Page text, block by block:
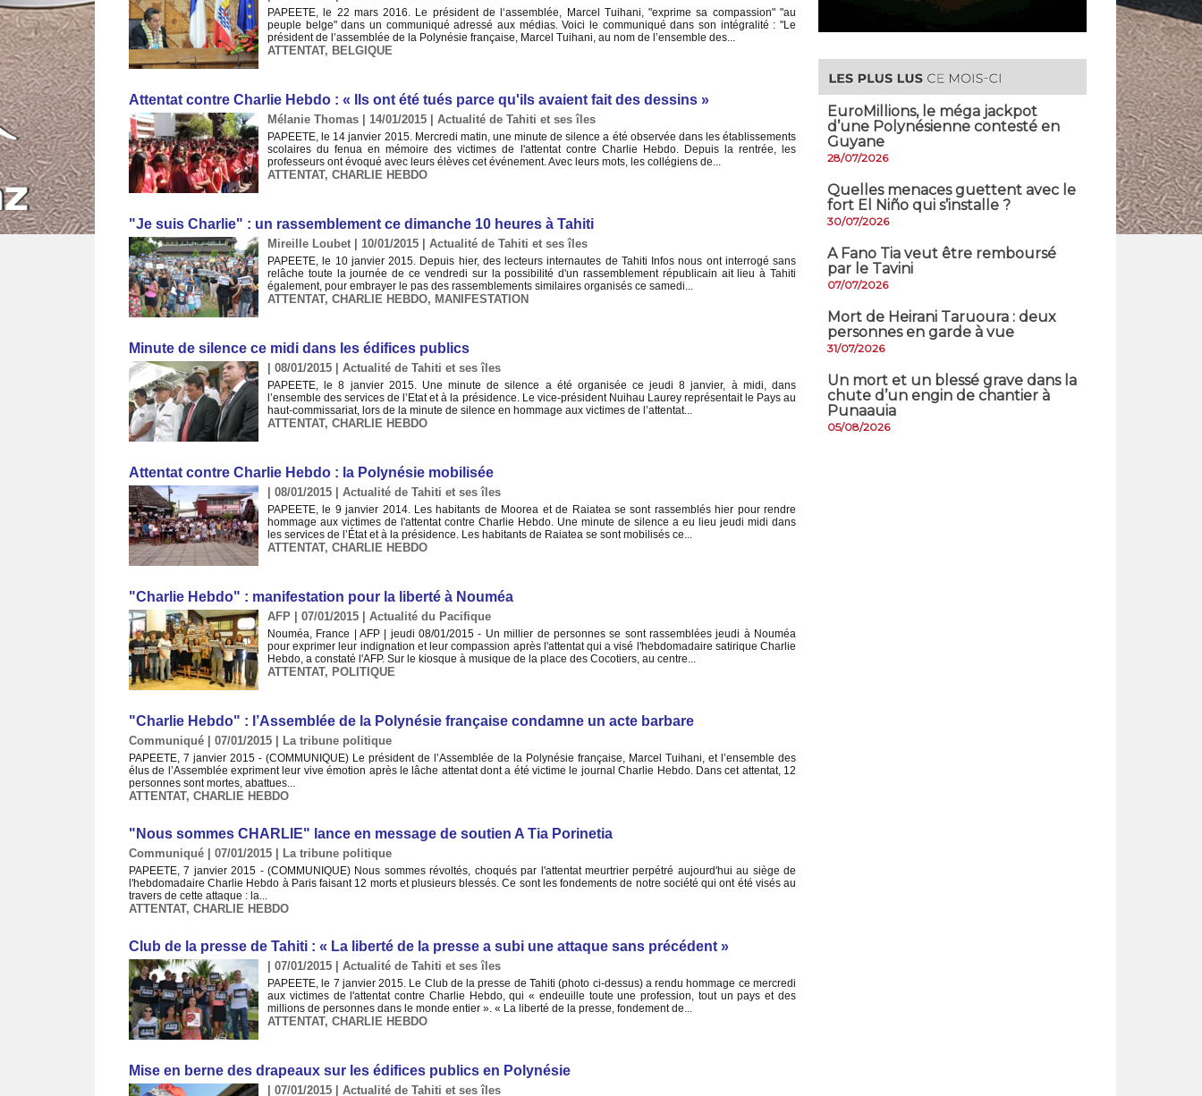
PAPEETE, le 22 mars 2016. Le président de l‘assemblée, Marcel Tuihani, "exprime sa compassion" "au
peuple belge" dans un communiqué adressé aux médias. Voici le communiqué dans son intégralité : "Le
président de l’assemblée de la Polynésie française, Marcel Tuihani, au nom de l’ensemble des...
ATTENTAT, BELGIQUE
Attentat contre Charlie Hebdo : « Ils ont été tués parce qu'ils avaient fait des dessins »
Mélanie Thomas | 14/01/2015 Actualité de Tahiti et ses îles
PAPEETE, le 14 janvier 2015. Mercredi matin, une minute de silence a été observée dans les établissements
scolaires du fenua en mémoire des victimes de l'attentat contre Charlie Hebdo. Depuis la rentrée, les
professeurs ont évoqué avec leurs élèves cet événement. Avec leurs mots, les collégiens de...
ATTENTAT, CHARLIE HEBDO
"Je suis Charlie" : un rassemblement ce dimanche 10 heures à Tahiti
Mireille Loubet | 10/01/2015 Actualité de Tahiti et ses îles
PAPEETE, le 10 janvier 2015. Depuis hier, des lecteurs internautes de Tahiti Infos nous ont interrogé sans
relâche toute la journée de ce vendredi sur la possibilité d'un rassemblement républicain ait lieu à Tahiti
également, pour embrayer le pas des rassemblements similaires organisés ce samedi...
ATTENTAT, CHARLIE HEBDO, MANIFESTATION
Minute de silence ce midi dans les édifices publics
| 08/01/2015 Actualité de Tahiti et ses îles
PAPEETE, le 8 janvier 2015. Une minute de silence a été organisée ce jeudi 8 janvier, à midi, dans
l’ensemble des services de l’Etat et à la présidence. Le vice-président Nuihau Laurey représentait le Pays au
haut-commissariat, lors de la minute de silence en hommage aux victimes de l’attentat...
ATTENTAT, CHARLIE HEBDO
Attentat contre Charlie Hebdo : la Polynésie mobilisée
| 08/01/2015 Actualité de Tahiti et ses îles
PAPEETE, le 9 janvier 2014. Les habitants de Moorea et de Raiatea se sont rassemblés hier pour rendre
hommage aux victimes de l'attentat contre Charlie Hebdo. Une minute de silence a eu lieu jeudi midi dans
les services de l’État et à la présidence. Les habitants de Raiatea se sont mobilisés ce...
ATTENTAT, CHARLIE HEBDO
"Charlie Hebdo" : manifestation pour la liberté à Nouméa
AFP | 07/01/2015 Actualité du Pacifique
Nouméa, France | AFP | jeudi 08/01/2015 - Un millier de personnes se sont rassemblées jeudi à Nouméa
pour exprimer leur indignation et leur compassion après l'attentat qui a visé l'hebdomadaire satirique Charlie
Hebdo, a constaté l'AFP. Sur le kiosque à musique de la place des Cocotiers, au centre...
ATTENTAT, POLITIQUE
"Charlie Hebdo" : l’Assemblée de la Polynésie française condamne un acte barbare
Communiqué | 07/01/2015 La tribune politique
PAPEETE, 7 janvier 2015 - (COMMUNIQUE) Le président de l’Assemblée de la Polynésie française, Marcel Tuihani, et l’ensemble des
élus de l’Assemblée expriment leur vive émotion après le lâche attentat dont a été victime le journal Charlie Hebdo. Dans cet attentat, 12
personnes sont mortes, abattues...
ATTENTAT, CHARLIE HEBDO
"Nous sommes CHARLIE" lance en message de soutien A Tia Porinetia
Communiqué | 07/01/2015 La tribune politique
PAPEETE, 7 janvier 2015 - (COMMUNIQUE) Nous sommes révoltés, choqués par l'attentat meurtrier perpétré aujourd'hui au siège de
l'hebdomadaire Charlie Hebdo à Paris faisant 12 morts et plusieurs blessés. Ce sont les fondements de notre société qui ont été visés au
travers de cette attaque : la...
ATTENTAT, CHARLIE HEBDO
Club de la presse de Tahiti : « La liberté de la presse a subi une attaque sans précédent »
| 07/01/2015 Actualité de Tahiti et ses îles
PAPEETE, le 7 janvier 2015. Le Club de la presse de Tahiti (photo ci-dessus) a rendu hommage ce mercredi
aux victimes de l'attentat contre Charlie Hebdo, qui « endeuille toute une profession, tout un pays et des
millions de personnes dans le monde entier ». « La liberté de la presse, fondement de...
ATTENTAT, CHARLIE HEBDO
Mise en berne des drapeaux sur les édifices publics en Polynésie
| 07/01/2015 Actualité de Tahiti et ses îles
EuroMillions, ​le méga jackpot
d’une Polynésienne contesté en
Guyane
28/07/2026
Quelles menaces guettent avec le
fort El Niño qui s’installe ?
30/07/2026
A Fano Tia veut être remboursé
par le Tavini
07/07/2026
Mort de Heirani Taruoura : deux
personnes en garde à vue
31/07/2026
​Un mort et un blessé grave dans la
chute d’un engin de chantier à
Punaauia
05/08/2026